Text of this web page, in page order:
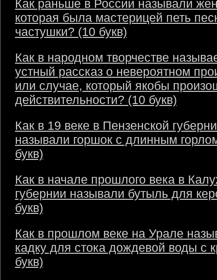
Как раньше в России называли
которая была мастерицей петь
частушки? (10 букв)
Как в народном творчестве
устный рассказ о невероятном
или случае, который якобы
действительности? (10 букв)
Как в 19 веке в Пензенской
называли горшок с длинным
букв)
Как в начале прошлого века в
губернии называли бутыль для
букв)
Как в прошлом веке на Урале
кадку для стока дождевой воды с
букв)